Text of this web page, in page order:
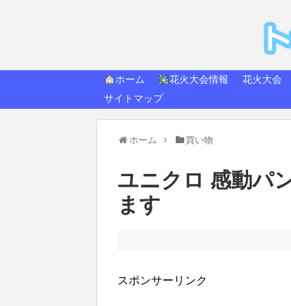
ホーム 花火大会情報 花火大会
サイトマップ
ホーム 買い物
ユニクロ 感動パ
ます
スポンサーリンク